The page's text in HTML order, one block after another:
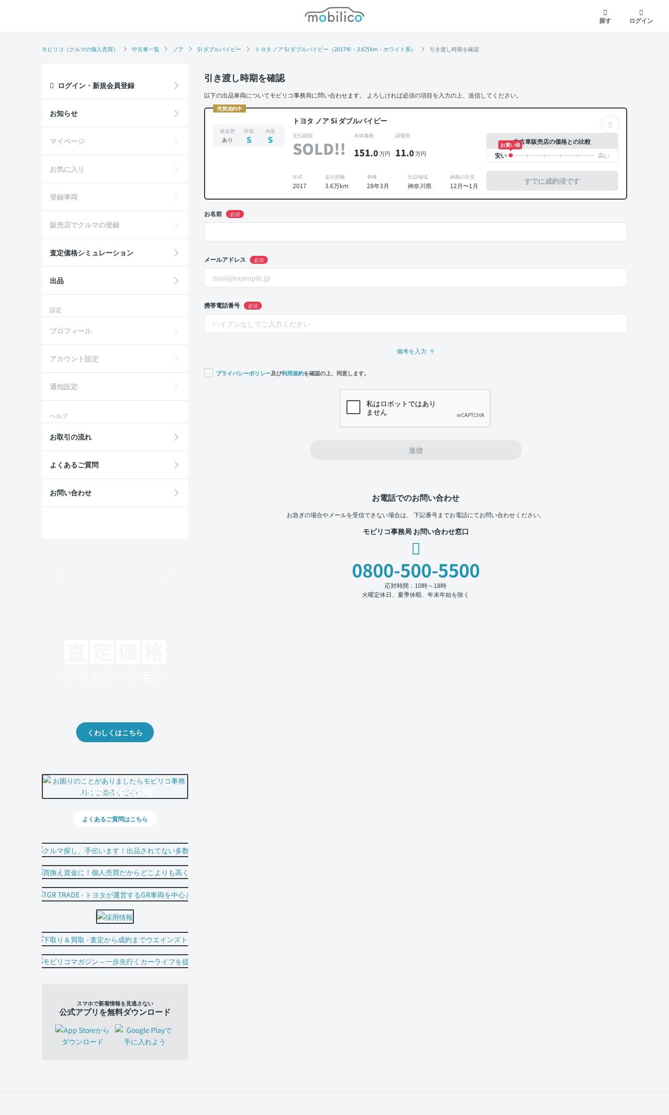
モビリコ
探す
ログイン
モビリコ（クルマの個人売買） 中古車一覧 ノア Si ダブルバイビー トヨタ ノア Si ダブルバイビー（2017年・3.6万km・ホワイト系） 引き渡し時期を確認
引き渡し時期を確認
以下の出品車両についてモビリコ事務局に問い合わせます。 よろしければ必須の項目を入力の上、送信してください。
売買成約中
トヨタ ノア Si ダブルバイビー
板金歴
あり
外装
S
内装
S 支払総額
SOLD!!
本体価格
151.0万円
諸費用
11.0万円
年式
2017
走行距離
3.6万km
車検
28年3月
出品地域
神奈川県
納期の目安
12月〜1月
中古車販売店の価格との比較
お買い得
すでに成約済です
お名前 必須
メールアドレス 必須
携帯電話番号 必須
備考を入力
プライバシーポリシー及び利用規約を確認の上、同意します。
送信
お電話でのお問い合わせ
お急ぎの場合やメールを受信できない場合は、 下記番号までお電話にてお問い合わせください。
モビリコ事務局 お問い合わせ窓口
0800-500-5500
応対時間：10時～18時
火曜定休日、夏季休暇、年末年始を除く
ログイン・新規会員登録
お知らせ
マイページ
お気に入り
登録車両
販売店でクルマの登録
査定価格シミュレーション
出品
設定
プロフィール
アカウント設定
通知設定
ヘルプ
お取引の流れ
よくあるご質問
お問い合わせ
くわしくはこちら
0800-500-5500
よくあるご質問はこちら
スマホで新着情報を見逃さない
公式アプリを無料ダウンロード